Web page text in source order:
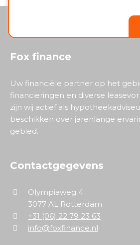
Fox finance
Uw financiële partner op het
financieringen en diverse
zijn wij actief als
beschikken over jarenlange
gebied.
Contactgegevens
Olympiaweg 4
3077 AL Rotterdam
+31 (06) 22 79 23 63
info@foxfinance.nl